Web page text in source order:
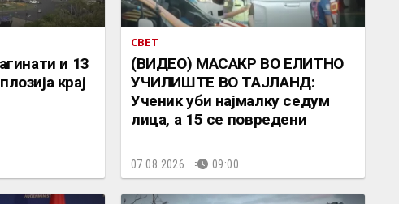
и 13
крај
СВЕТ
(ВИДЕО) МАСАКР ВО ЕЛИТНО
УЧИЛИШТЕ ВО ТАЈЛАНД:
Ученик уби најмалку седум
лица, а 15 се повредени
07.08.2026. 09:00